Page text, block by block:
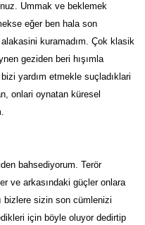
Ummak ve beklemek
eğer ben hala son
kuramadım. Çok klasik
geziden beri hışımla
yardım etmekle suçladıklari
onlari oynatan küresel
bahsediyorum. Terör
ve arkasındaki güçler onlara
bizlere sizin son cümlenizi
için böyle oluyor dedirtip